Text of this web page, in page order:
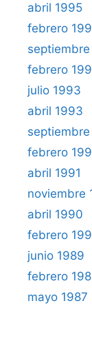
abril 1995
febrero
febrero
julio 1993
abril 1993
febrero
abril 1991
noviembre
abril 1990
febrero
junio 1989
febrero
mayo 1987